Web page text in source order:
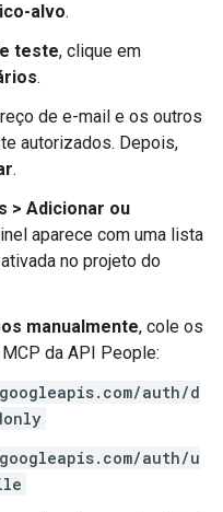
alvo.
teste, clique em
.
de e-mail e os outros
autorizados. Depois,
.
> Adicionar ou
aparece com uma lista
no projeto do
manualmente, cole os
da API People:
auth/d
auth/u